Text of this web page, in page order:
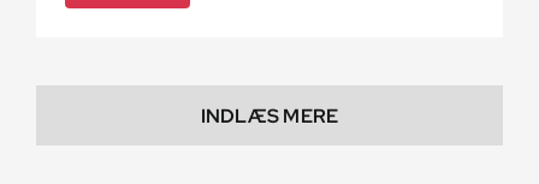
INDLÆS MERE